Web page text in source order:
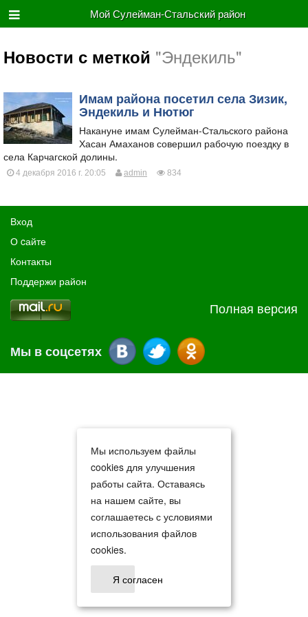
Мой Сулейман-Стальский район
Новости с меткой "Эндекиль"
Имам района посетил села Зизик,
Эндекиль и Нютюг
Накануне имам Сулейман-Стальского района
Хасан Амаханов совершил рабочую поездку в
села Карчагской долины.
4 декабря 2016 г. 20:05 admin 834
Вход
О cайте
Контакты
Поддержи район
Полная версия
Мы в соцсетях
Мы используем файлы
cookies для улучшения
работы сайта. Оставаясь
на нашем сайте, вы
соглашаетесь с условиями
использования файлов
cookies.
Я согласен